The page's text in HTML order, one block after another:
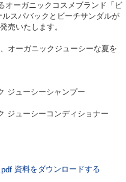
オーガニックコスメブランド「ビ
スパバックとビーチサンダルが
売いたします。
オーガニックジューシーな夏を
ジューシーシャンプー
ジューシーコンディショナー
資料をダウンロードする